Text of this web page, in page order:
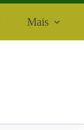
Mais